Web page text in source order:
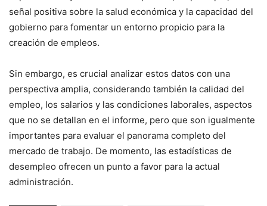
señal positiva sobre la salud económica y la capacidad del
gobierno para fomentar un entorno propicio para la
creación de empleos.
Sin embargo, es crucial analizar estos datos con una
perspectiva amplia, considerando también la calidad del
empleo, los salarios y las condiciones laborales, aspectos
que no se detallan en el informe, pero que son igualmente
importantes para evaluar el panorama completo del
mercado de trabajo. De momento, las estadísticas de
desempleo ofrecen un punto a favor para la actual
administración.